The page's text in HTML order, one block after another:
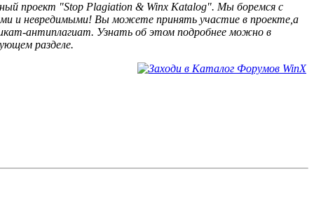
проект "Stop Plagiation & Winx Katalog". Мы боремся с
и невредимыми! Вы можете принять участие в проекте,а
антиплагиат. Узнать об этом подробнее можно в
разделе.